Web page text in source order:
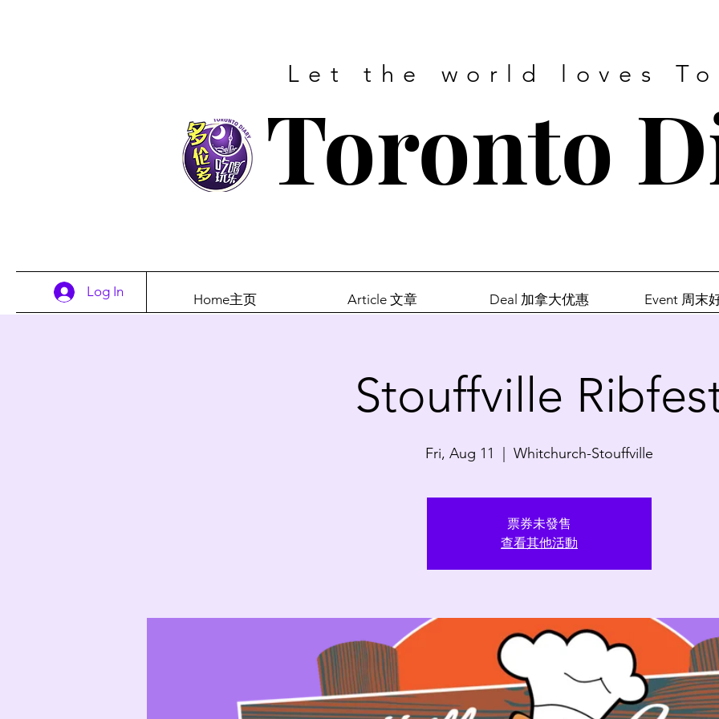
Let the world loves
Toronto
Log In Home主页 Article 文章 Deal 加拿大优惠 Event 周末
​Stouffville
Fri, Aug 11 Whitchurch-Stouffville
票券未發售
查看其他活動